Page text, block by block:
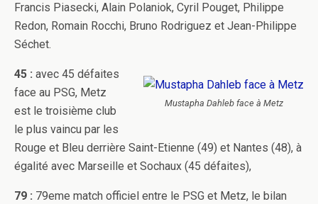
Francis Piasecki, Alain Polaniok, Cyril Pouget, Philippe
Redon, Romain Rocchi, Bruno Rodriguez et Jean-Philippe
Séchet.
Mustapha Dahleb face à Metz
45 : avec 45 défaites
face au PSG, Metz
est le troisième club
le plus vaincu par les
Rouge et Bleu derrière Saint-Etienne (49) et Nantes (48), à
égalité avec Marseille et Sochaux (45 défaites),
79 : 79eme match officiel entre le PSG et Metz, le bilan